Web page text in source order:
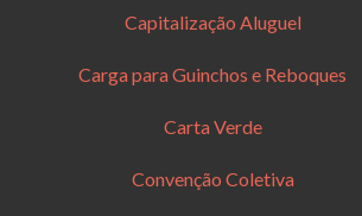
Capitalização Aluguel
Carga para Guinchos e Reboques
Carta Verde
Convenção Coletiva